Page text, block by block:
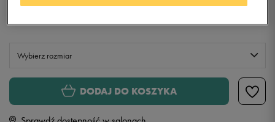
Wybierz rozmiar
DODAJ DO KOSZYKA